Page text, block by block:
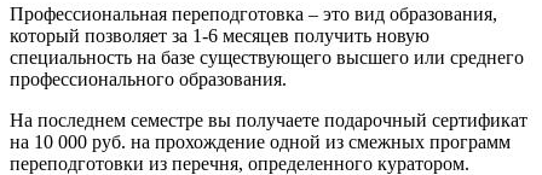
Профессиональная переподготовка – это вид образования,
который позволяет за 1-6 месяцев получить новую
специальность на базе существующего высшего или среднего
профессионального образования.
На последнем семестре вы получаете подарочный сертификат
на 10 000 руб. на прохождение одной из смежных программ
переподготовки из перечня, определенного куратором.